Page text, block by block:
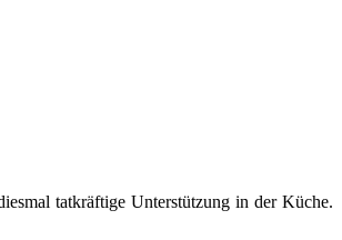
tatkräftige Unterstützung in der Küche.